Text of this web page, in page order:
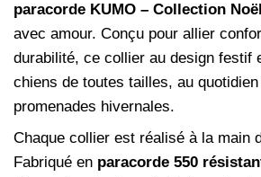
paracorde KUMO – Collection Noël
avec amour. Conçu pour allier
durabilité, ce collier au design festif
chiens de toutes tailles, au
promenades hivernales.
Chaque collier est réalisé à la main
Fabriqué en paracorde 550